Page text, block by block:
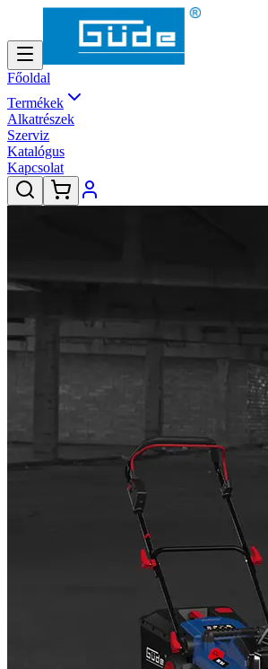
Főoldal
Termékek
Alkatrészek
Szerviz
Katalógus
Kapcsolat